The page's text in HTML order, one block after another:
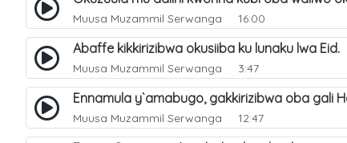
Muusa Muzammil Serwanga 16:00
Abaffe kikkirizibwa okusiiba ku lunaku lwa Eid.
Muusa Muzammil Serwanga 3:47
Ennamula y`amabugo, gakkirizibwa oba gali
Muusa Muzammil Serwanga 12:47